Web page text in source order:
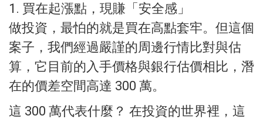
1. 買在起漲點，現賺「安全感」
做投資，最怕的就是買在高點套牢。但這個
案子，我們經過嚴謹的周邊行情比對與估
算，它目前的入手價格與銀行估價相比，潛
在的價差空間高達 300 萬。
這 300 萬代表什麼？ 在投資的世界裡，這